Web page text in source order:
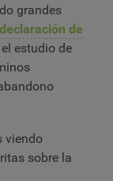
grandes
declaración de
estudio de
viendo
sobre la